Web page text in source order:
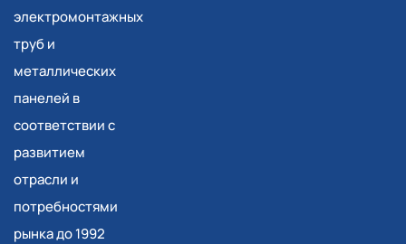
электромонтажных
труб и
металлических
панелей в
соответствии с
развитием
отрасли и
потребностями
рынка до 1992